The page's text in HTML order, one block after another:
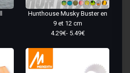
Hunthouse Musky Buster en
9 et 12 cm
4.29€- 5.49€